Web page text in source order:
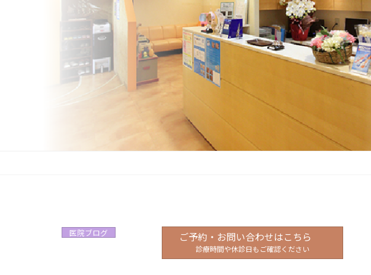
医院ブログ ご予約・お問い合わせはこちら
診療時間や休診日もご確認ください